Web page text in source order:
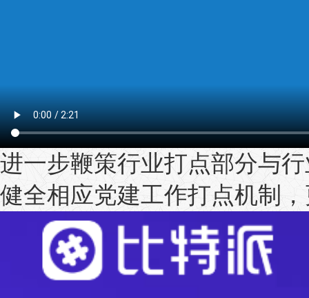
进一步鞭策行业打点部分与
健全相应党建工作打点机制